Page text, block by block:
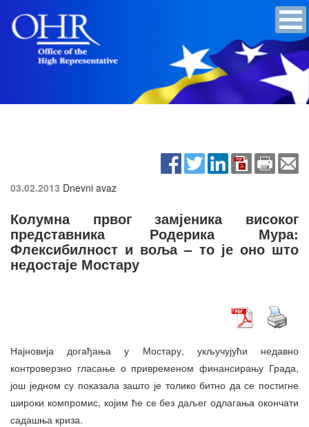
03.02.2013 Dnevni avaz
Колумна првог замјеника високог
представника Родерика Мура:
Флексибилност и воља – то је оно што
недостаје Мостару
Најновија догађања у Мостару, укључујући недавно
контроверзно гласање о привременом финансирању Града,
још једном су показала зашто је толико битно да се постигне
широки компромис, којим ће се без даљег одлагања окончати
садашња криза.